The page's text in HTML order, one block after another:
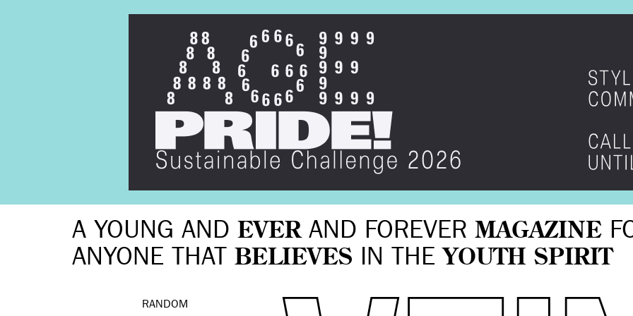
A YOUNG AND EVERAND FOREVER MAGAZINE
ANYONE THAT BELIEVES IN THE YOUTH SPIRIT
RANDOM